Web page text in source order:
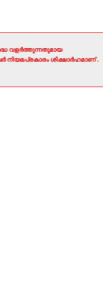
വളർത്തുന്നതുമായ
നിയമപ്രകാരം ശിക്ഷാർഹമാണ് .